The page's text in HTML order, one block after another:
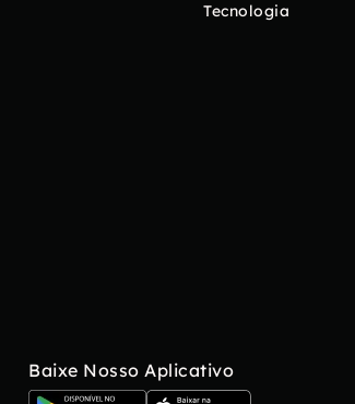
Tecnologia
Baixe Nosso Aplicativo